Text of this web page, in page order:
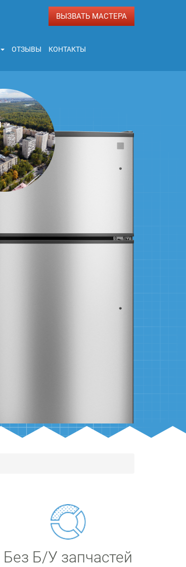
ВЫЗВАТЬ МАСТЕРА
ОТЗЫВЫ КОНТАКТЫ
Без Б/У запчастей